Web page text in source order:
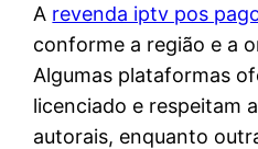
A revenda iptv pos
conforme a região e a
Algumas plataformas
licenciado e respeitam
autorais, enquanto